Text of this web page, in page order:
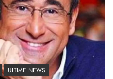
ULTIME NEWS